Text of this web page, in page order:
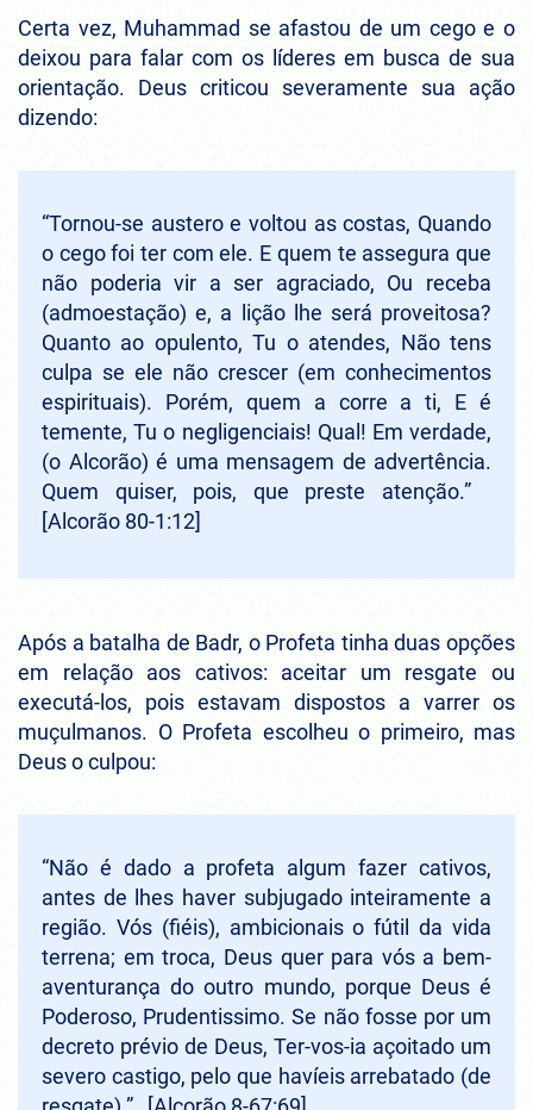
Certa vez, Muhammad se afastou de um cego e o
deixou para falar com os líderes em busca de sua
orientação. Deus criticou severamente sua ação
dizendo:
“Tornou-se austero e voltou as costas, Quando
o cego foi ter com ele. E quem te assegura que
não poderia vir a ser agraciado, Ou receba
(admoestação) e, a lição lhe será proveitosa?
Quanto ao opulento, Tu o atendes, Não tens
culpa se ele não crescer (em conhecimentos
espirituais). Porém, quem a corre a ti, E é
temente, Tu o negligenciais! Qual! Em verdade,
(o Alcorão) é uma mensagem de advertência.
Quem quiser, pois, que preste atenção.”
[Alcorão 80-1:12]
Após a batalha de Badr, o Profeta tinha duas opções
em relação aos cativos: aceitar um resgate ou
executá-los, pois estavam dispostos a varrer os
muçulmanos. O Profeta escolheu o primeiro, mas
Deus o culpou:
“Não é dado a profeta algum fazer cativos,
antes de lhes haver subjugado inteiramente a
região. Vós (fiéis), ambicionais o fútil da vida
terrena; em troca, Deus quer para vós a bem-
aventurança do outro mundo, porque Deus é
Poderoso, Prudentissimo. Se não fosse por um
decreto prévio de Deus, Ter-vos-ia açoitado um
severo castigo, pelo que havíeis arrebatado (de